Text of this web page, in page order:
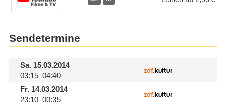
Sendetermine
Sa.15.03.2014
03:15–04:40
Fr.14.03.2014
23:10–00:35